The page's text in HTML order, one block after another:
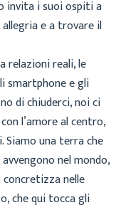
invita i suoi ospiti a
e a trovare il
relazioni reali, le
smartphone e gli
di chiuderci, noi ci
l’amore al centro,
una terra che
nel mondo,
nelle
che qui tocca gli